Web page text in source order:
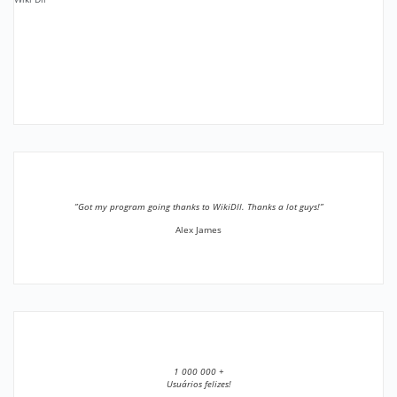
”Got my program going thanks to WikiDll. Thanks a lot guys!”
Alex James
1 000 000 +
Usuários felizes!